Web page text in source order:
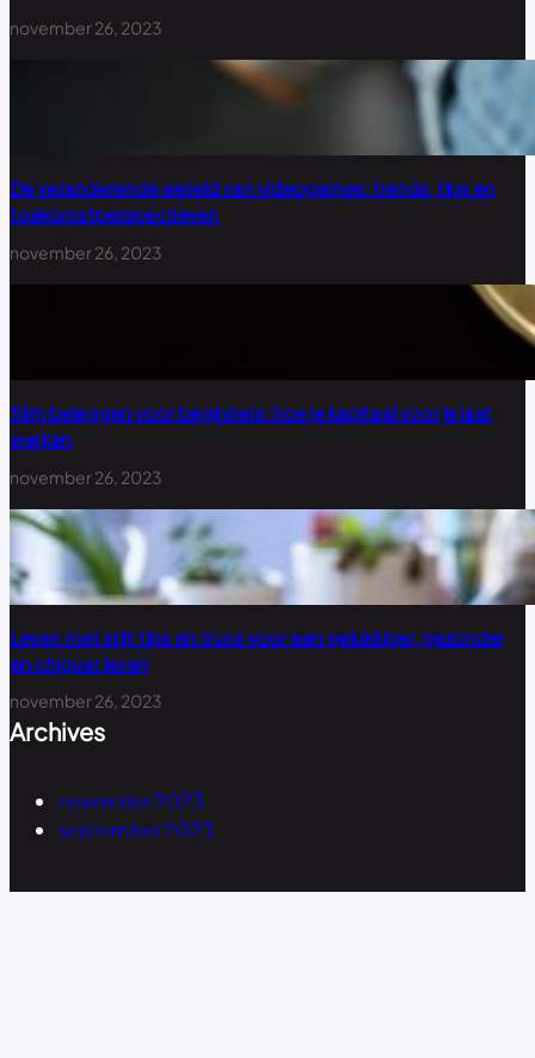
november 26, 2023
De veranderende wereld van videogames: trends, tips en
toekomstperspectieven
november 26, 2023
Slim beleggen voor beginners: hoe je kapitaal voor je laat
werken
november 26, 2023
Leven met stijl: tips en trucs voor een gelukkiger, gezonder
en chiquer leven
november 26, 2023
Archives
november 2023
september 2023